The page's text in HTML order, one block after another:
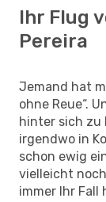
Ihr Flug
Pereira
Jemand hat
ohne Reue“.
hinter sich zu
irgendwo in
schon ewig
vielleicht
immer Ihr Fall